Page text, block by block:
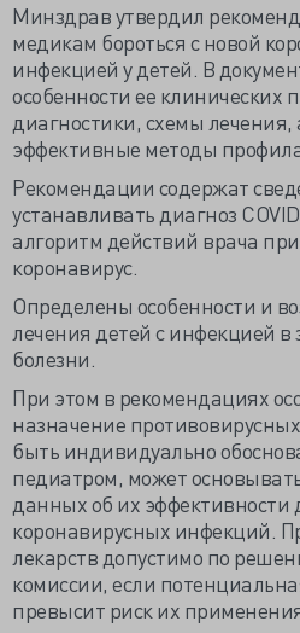
Минздрав утвердил
медикам бороться с новой
инфекцией у детей. В
особенности ее клинических
диагностики, схемы
эффективные методы
Рекомендации содержат
устанавливать диагноз
алгоритм действий врача
коронавирус.
Определены особенности и
лечения детей с инфекцией в
болезни.
При этом в рекомендациях
назначение
быть индивидуально
педиатром, может
данных об их эффективности
коронавирусных инфекций.
лекарств допустимо по
комиссии, если
превысит риск их